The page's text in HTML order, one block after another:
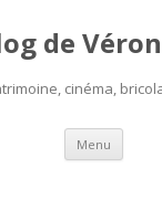
de
cinéma,
Menu Aller